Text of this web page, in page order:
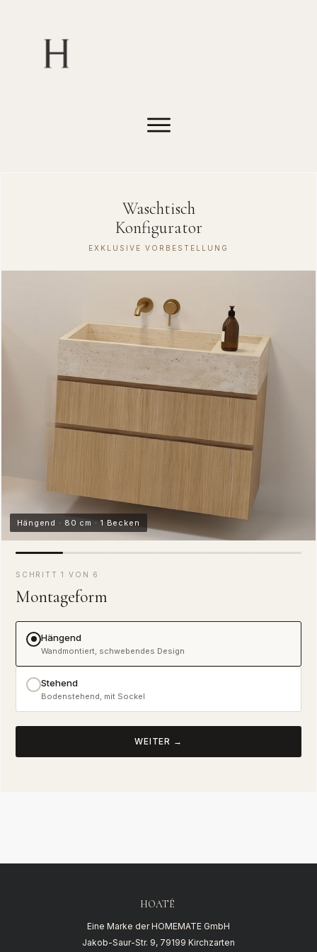
Waschtisch
Konfigurator
EXKLUSIVE VORBESTELLUNG
Hängend · 80 cm · 1 Becken
SCHRITT 1 VON 6
Montageform
Hängend
Wandmontiert, schwebendes Design
Stehend
Bodenstehend, mit Sockel
WEITER →
HOATÉ
Eine Marke der HOMEMATE GmbH
Jakob-Saur-Str. 9, 79199 Kirchzarten